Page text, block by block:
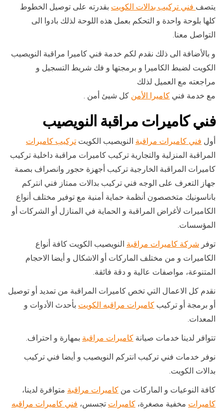
يتصف فني تركيب بدالات الكويت بقدرته على توصيل الخطوط
كلها بلوحة واحدة و التحكم بعمل هذه اللوحة لذلك بادوا الى
التواصل معنا.
و بالأضافة الى ذلك نقدم لكم خدمة فني كاميرا مراقبة النويصيب
الكويت لضبط الكاميرا و برمجتها و فك شريط التسجيل و
مراجعته مع العميل لذلك
مع خدمة فني كاميرا الأمن كل شيئ أمن .
فني كاميرات مراقبة النويصيب
أول فني كاميرات مراقبة النويصيب الكويت تركيب كاميرات
المراقبة المنزلية والتجارية تركيب كاميرات مراقبة داخلية تركيب
كاميرات المراقبة الخارجية تركيب أجهزة حجور وانصراف بصمة
جهاز التعرف على الوجه فني تركيب بدالات ممتاز فني انتركم
باناسونيك متخصصون أنظمة حماية أمنية مع توفير مختلف أنواع
الكاميرات لأغراض المراقبة و الحماية في المنازل أو الشركات أو
المؤسسات.
توفر شركة كاميرات مراقبة النويصيب الكويت كافة أنواع
الكاميرات و من مختلف الماركات أو الاشكال و أيضا الاحجام
المتنوعة، مواصفات عالية و دقة فائقة.
نقدم كل الاعمال التي تخص كاميرات المراقبة من تمديد أو توصيل
أو برمجة أو تركيب كاميرات مراقبه الكويت بأحدث الأدوات و
المعدات.
تتوافر لدينا خدمات صيانة كاميرات مراقبة بمهارة و احتراف.
نوفر خدمات فني تركيب انتركم النويصيب و أيضا فني تركيب
بدالات الكويت.
كافة النوعيات و الماركات من كاميرات مراقبة متوافرة لدينا،
كاميرات مخفية مصغرة، كاميرات تجسس، فني كاميرات مراقبه